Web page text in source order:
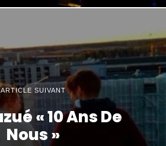
ARTICLE SUIVANT
« 10 Ans De
Nous »